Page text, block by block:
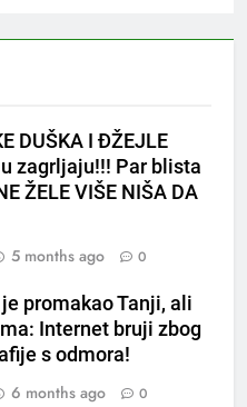
DUŠKA I ĐŽEJLE
zagrljaju!!! Par blista
ŽELE VIŠE NIŠA DA
5 months ago 0
promakao Tanji, ali
Internet bruji zbog
s odmora!
6 months ago 0
i cimeta – prirodni
za svakodnevnu rutinu
JETRE: Uzmite gutljaj
stomak i crijeva će
su njihova glavna
Ljudi rođeni u ova